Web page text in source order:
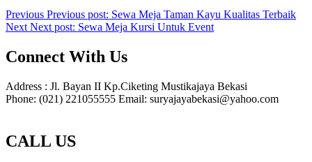
Previous Previous post: Sewa Meja Taman Kayu Kualitas Terbaik
Next Next post: Sewa Meja Kursi Untuk Event
Connect With Us
Address : Jl. Bayan II Kp.Ciketing Mustikajaya Bekasi
Phone: (021) 221055555 Email: suryajayabekasi@yahoo.com
CALL US